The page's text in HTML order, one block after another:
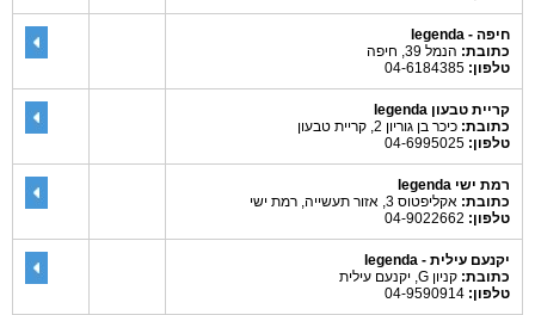
חיפה - legenda
כתובת: הנמל 39, חיפה
טלפון:
קריית טבעון legenda
כתובת: כיכר בן גוריון 2, קריית טבעון
טלפון:
רמת ישי legenda
כתובת: אקליפטוס 3, אזור תעשייה, רמת ישי
טלפון:
יקנעם עילית - legenda
כתובת: קניון G, יקנעם עילית
טלפון: